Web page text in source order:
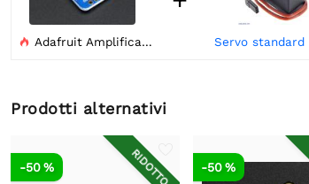
 Adafruit Amplificatore per microfono Electret - MAX4466 con guadagno regolabile
Prodotti alternativi
RIDOTTO
-50 % -50 %